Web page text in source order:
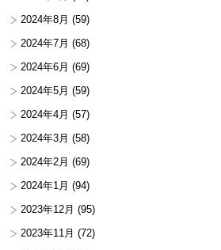
2024年8月 (59)
2024年7月 (68)
2024年6月 (69)
2024年5月 (59)
2024年4月 (57)
2024年3月 (58)
2024年2月 (69)
2024年1月 (94)
2023年12月 (95)
2023年11月 (72)